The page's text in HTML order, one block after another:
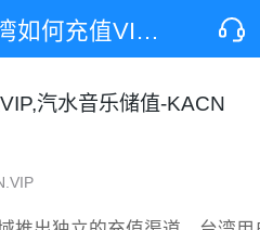
汽水音乐台湾如何充值VIP,汽水音乐储值-KACN海外代储
汽水音乐储值-KACN